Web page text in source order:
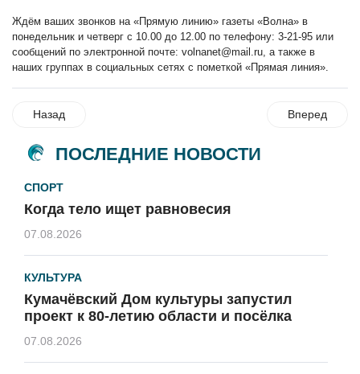
Ждём ваших звонков на «Прямую линию» газеты «Волна» в
понедельник и четверг с 10.00 до 12.00 по телефону: 3-21-95 или
сообщений по электронной почте: volnanet@mail.ru , а также в
наших группах в социальных сетях с пометкой «Прямая линия».
Назад Вперед
ПОСЛЕДНИЕ НОВОСТИ
СПОРТ
Когда тело ищет равновесия
07.08.2026
КУЛЬТУРА
Кумачёвский Дом культуры запустил
проект к 80-летию области и посёлка
07.08.2026